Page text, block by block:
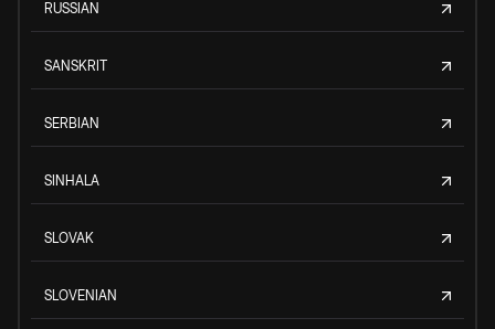
RUSSIAN
SANSKRIT
SERBIAN
SINHALA
SLOVAK
SLOVENIAN